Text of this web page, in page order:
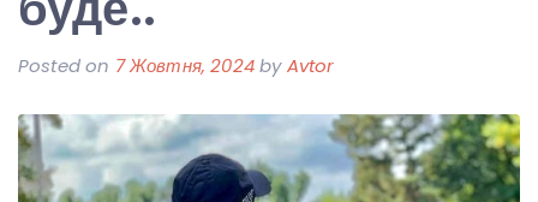
Posted on 7 Жовтня, 2024byAvtor